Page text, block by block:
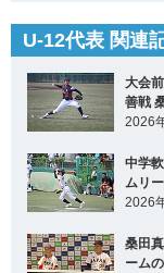
U-12代表 関連
大会
善戦
2026
中学
ムリ
2026
桑田
ーム